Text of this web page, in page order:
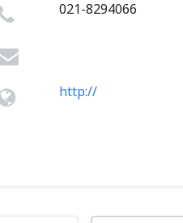
021-8294066
http://